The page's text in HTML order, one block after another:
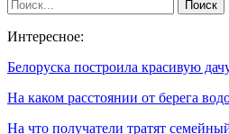
Интересное:
Белоруска построила красивую
На каком расстоянии от берега
На что получатели тратят